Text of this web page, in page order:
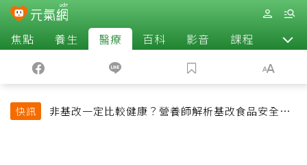
焦點 養生 醫療 百科 影音 課程 退休
快訊
非基改一定比較健康？營養師解析基改食品安全性